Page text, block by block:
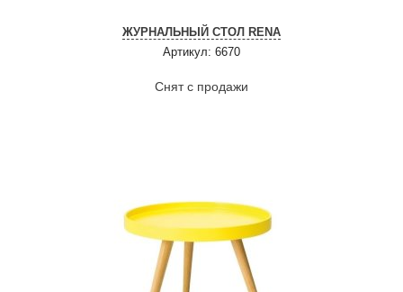
ЖУРНАЛЬНЫЙ СТОЛ RENA
Артикул: 6670
Снят с продажи